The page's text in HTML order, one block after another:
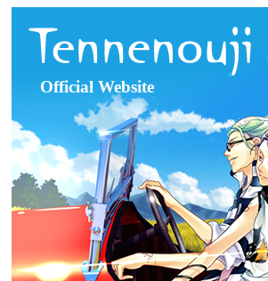
Official Website